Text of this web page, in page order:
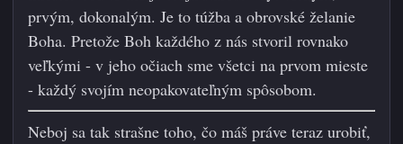
prvým, dokonalým. Je to túžba a obrovské želanie
Boha. Pretože Boh každého z nás stvoril rovnako
veľkými - v jeho očiach sme všetci na prvom mieste
- každý svojím neopakovateľným spôsobom.
Neboj sa tak strašne toho, čo máš práve teraz urobiť,